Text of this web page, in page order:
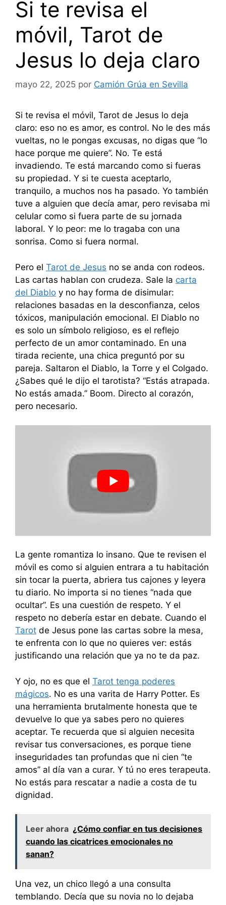
Si te revisa el
móvil, Tarot de
Jesus lo deja claro
mayo 22, 2025 por Camión Grúa en Sevilla
Si te revisa el móvil, Tarot de Jesus lo deja
claro: eso no es amor, es control. No le des más
vueltas, no le pongas excusas, no digas que “lo
hace porque me quiere”. No. Te está
invadiendo. Te está marcando como si fueras
su propiedad. Y si te cuesta aceptarlo,
tranquilo, a muchos nos ha pasado. Yo también
tuve a alguien que decía amar, pero revisaba mi
celular como si fuera parte de su jornada
laboral. Y lo peor: me lo tragaba con una
sonrisa. Como si fuera normal.
Pero el Tarot de Jesus no se anda con rodeos.
Las cartas hablan con crudeza. Sale la carta
del Diablo y no hay forma de disimular:
relaciones basadas en la desconfianza, celos
tóxicos, manipulación emocional. El Diablo no
es solo un símbolo religioso, es el reflejo
perfecto de un amor contaminado. En una
tirada reciente, una chica preguntó por su
pareja. Saltaron el Diablo, la Torre y el Colgado.
¿Sabes qué le dijo el tarotista? “Estás atrapada.
No estás amada.” Boom. Directo al corazón,
pero necesario.
La gente romantiza lo insano. Que te revisen el
móvil es como si alguien entrara a tu habitación
sin tocar la puerta, abriera tus cajones y leyera
tu diario. No importa si no tienes “nada que
ocultar”. Es una cuestión de respeto. Y el
respeto no debería estar en debate. Cuando el
Tarot de Jesus pone las cartas sobre la mesa,
te enfrenta con lo que no quieres ver: estás
justificando una relación que ya no te da paz.
Y ojo, no es que el Tarot tenga poderes
mágicos. No es una varita de Harry Potter. Es
una herramienta brutalmente honesta que te
devuelve lo que ya sabes pero no quieres
aceptar. Te recuerda que si alguien necesita
revisar tus conversaciones, es porque tiene
inseguridades tan profundas que ni cien “te
amos” al día van a curar. Y tú no eres terapeuta.
No estás para rescatar a nadie a costa de tu
dignidad.
Leer ahora ¿Cómo confiar en tus decisiones
cuando las cicatrices emocionales no
sanan?
Una vez, un chico llegó a una consulta
temblando. Decía que su novia no lo dejaba